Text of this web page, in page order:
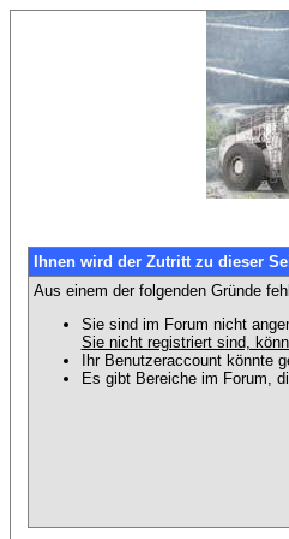
Ihnen wird der Zutritt zu dieser
Aus einem der folgenden Gründe
Sie sind im Forum nicht
Sie nicht registriert sind,
Ihr Benutzeraccount könnte
Es gibt Bereiche im Forum,